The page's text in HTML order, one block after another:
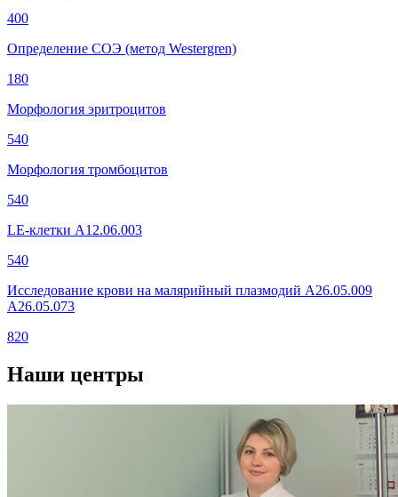
400
Определение СОЭ (метод Westergren)
180
Морфология эритроцитов
540
Морфология тромбоцитов
540
LЕ-клетки A12.06.003
540
Исследование крови на малярийный плазмодий A26.05.009
A26.05.073
820
Наши центры